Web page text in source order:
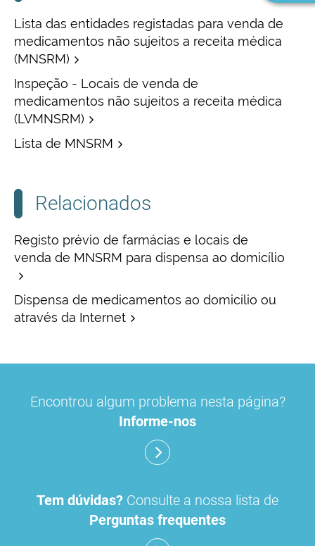
Lista das entidades registadas para venda de
medicamentos não sujeitos a receita médica
(MNSRM)
Inspeção - Locais de venda de
medicamentos não sujeitos a receita médica
(LVMNSRM)
Lista de MNSRM
Relacionados
Registo prévio de farmácias e locais de
venda de MNSRM para dispensa ao domicílio
Dispensa de medicamentos ao domicílio ou
através da Internet
sujeitos a receita médica (LVMNSRM) devem
dispor de um responsável técnico,
Infarmed ou técnico de farmácia, .
cargo de responsável técnico e os critérios que
possibilitam a uma mesma pessoa ser
responsável técnico por mais de um local de
venda, tendo presente a necessidade de
Encontrou algum problema nesta página?
Informe-nos
Tem dúvidas? Consulte a nossa lista de
Perguntas frequentes